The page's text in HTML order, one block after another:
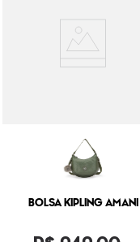
BOLSA KIPLING AMANI